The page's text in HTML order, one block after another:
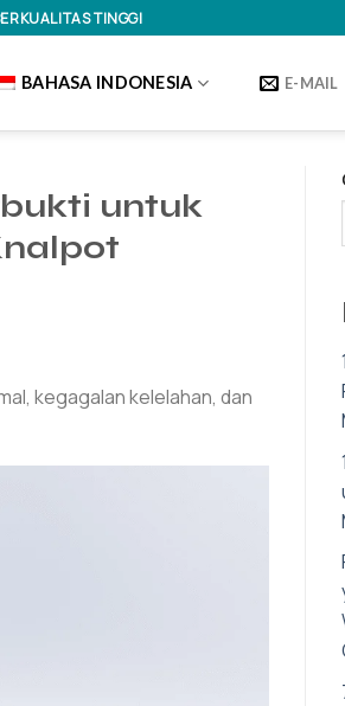
TINGGI
BAHASA INDONESIA E-MAIL
untuk
kegagalan kelelahan, dan